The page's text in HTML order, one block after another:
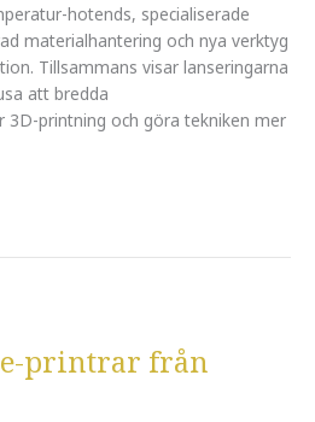
hotends, specialiserade
materialhantering och nya verktyg
Tillsammans visar lanseringarna
att bredda
3D-printning och göra tekniken mer
printrar från